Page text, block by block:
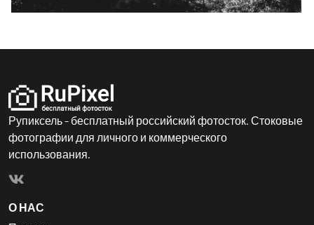
Рупиксель - бесплатный российский фотосток. Стоковые
фотографии для личного и коммерческого
использования.
О НАС